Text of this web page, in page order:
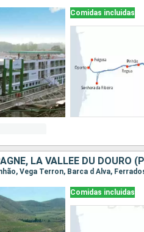
Comidas incluidas
Vega Terron, Barca d Alva,
Comidas incluidas